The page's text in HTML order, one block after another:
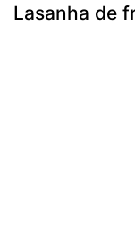
Lasanha de